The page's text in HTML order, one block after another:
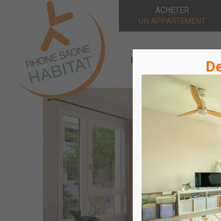
ACHETER
UN APPARTEMENT
Rhône Saône Habitat